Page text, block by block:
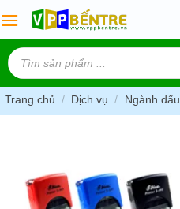
to
content
Tìm
kiếm
sản
phẩm
Trang chủ / Dịch vụ / Ngành dấu